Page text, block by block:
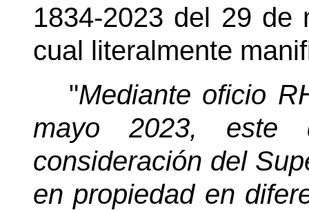
1834-2023 del 29 de
cual literalmente
"Mediante oficio
mayo 2023, este
consideración del
en propiedad en